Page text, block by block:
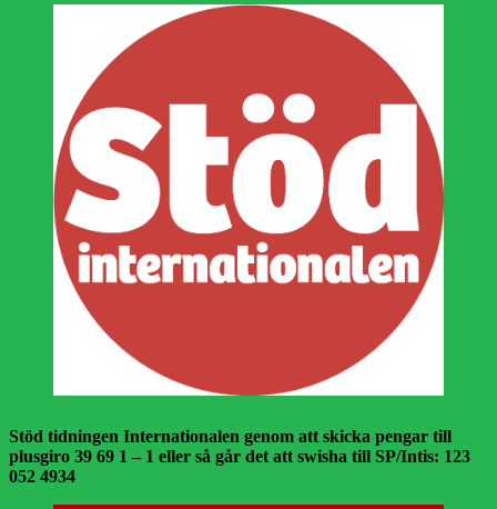
Stöd tidningen Internationalen genom att skicka pengar till
plusgiro 39 69 1 – 1 eller så går det att swisha till SP/Intis: 123
052 4934